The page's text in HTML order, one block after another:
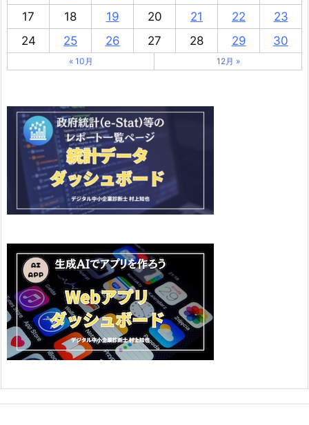
17
18 19 20 21 22
23
24
25 26 27 28 29 30
« 10月 12月 »